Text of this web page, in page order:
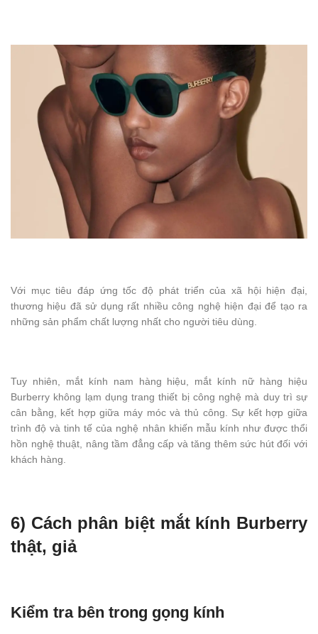
Với mục tiêu đáp ứng tốc độ phát triển của xã hội hiện đại,
thương hiệu đã sử dụng rất nhiều công nghệ hiện đại để tạo ra
những sản phẩm chất lượng nhất cho người tiêu dùng.
Tuy nhiên, mắt kính nam hàng hiệu, mắt kính nữ hàng hiệu
Burberry không lạm dụng trang thiết bị công nghệ mà duy trì sự
cân bằng, kết hợp giữa máy móc và thủ công. Sự kết hợp giữa
trình độ và tinh tế của nghệ nhân khiến mẫu kính như được thổi
hồn nghệ thuật, nâng tầm đẳng cấp và tăng thêm sức hút đối với
khách hàng.
6) Cách phân biệt mắt kính Burberry
thật, giả
Kiểm tra bên trong gọng kính